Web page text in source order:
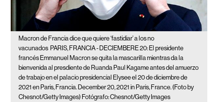
Macron de Francia dice que quiere ‘fastidiar’ a los no
vacunados PARIS, FRANCIA - DECIEMBERE 20: El presidente
francés Emmanuel Macron se quita la mascarilla mientras da la
bienvenida al presdiente de Ruanda Paul Kagame antes del amuerzo
de trabajo en el palacio presidencial Elysee el 20 de diciembre de
2021 en Paris, Francia. December 20, 2021 in Paris, France. (Foto by
Chesnot/Getty Images) Fotógrafo: Chesnot/Getty Images